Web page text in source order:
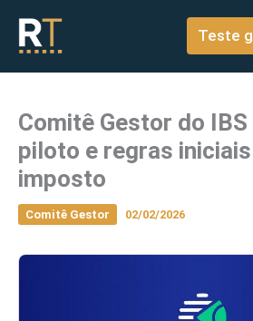
conteúdo
Teste
Comitê Gestor do
piloto e regras
imposto
Comitê Gestor 02/02/2026